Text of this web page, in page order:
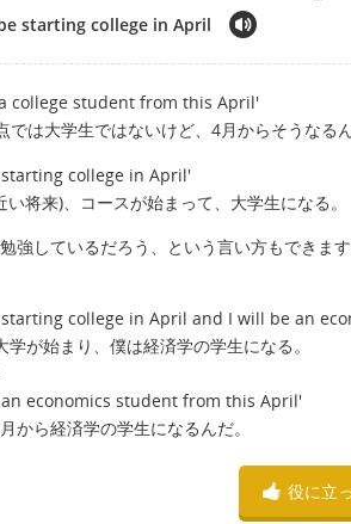
starting college in April
college student from this April'
では大学生ではないけど、4月からそうなる
college in April'
い将来)、コースが始まって、大学生になる。
強しているだろう、という言い方もできます
college in April and I will be an
学が始まり、僕は経済学の学生になる。
economics student from this April'
から経済学の学生になるんだ。
役に立